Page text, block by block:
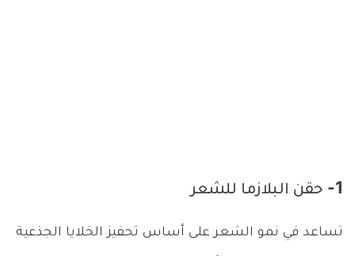
1- حقن البلازما للشعر
تساعد في نمو الشعر على أساس تحفيز الخلايا الجذعية